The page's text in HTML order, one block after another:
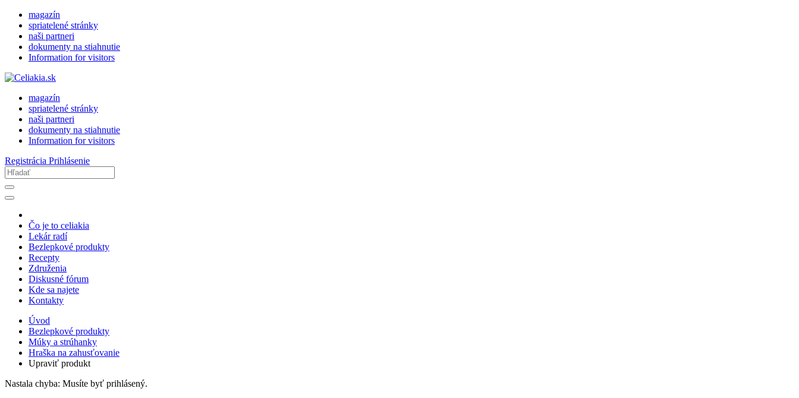
magazín
spriatelené stránky
naši partneri
dokumenty na stiahnutie
Information for visitors
magazín
spriatelené stránky
naši partneri
dokumenty na stiahnutie
Information for visitors
Registrácia Prihlásenie
Čo je to celiakia
Lekár radí
Bezlepkové produkty
Recepty
Združenia
Diskusné fórum
Kde sa najete
Kontakty
Úvod
Bezlepkové produkty
Múky a strúhanky
Hraška na zahusťovanie
Upraviť produkt
Nastala chyba: Musíte byť prihlásený.